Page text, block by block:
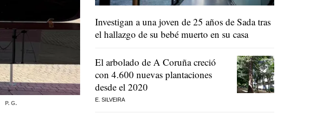
P. G.
Investigan a una joven de 25 años de Sada tras
el hallazgo de su bebé muerto en su casa
El arbolado de A Coruña creció
con 4.600 nuevas plantaciones
desde el 2020
E. SILVEIRA